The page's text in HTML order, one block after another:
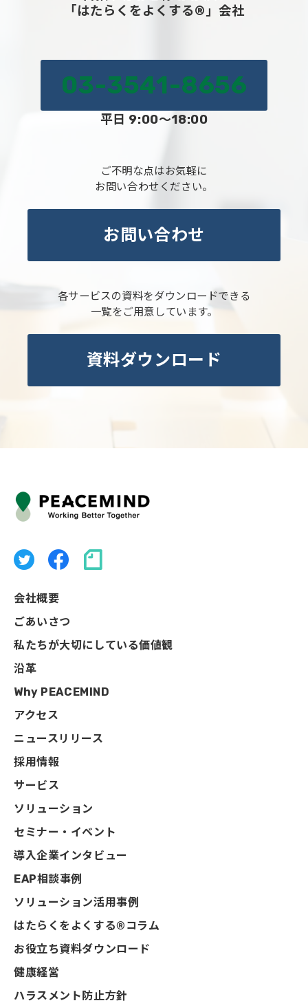
「はたらくをよくする®」会社
03-3541-8656
平日 9:00～18:00
ご不明な点はお気軽に
お問い合わせください。
お問い合わせ
各サービスの資料をダウンロードできる
一覧をご用意しています。
資料ダウンロード
会社概要
ごあいさつ
私たちが大切にしている価値観
沿革
Why PEACEMIND
アクセス
ニュースリリース
採用情報
サービス
ソリューション
セミナー・イベント
導入企業インタビュー
EAP相談事例
ソリューション活用事例
はたらくをよくする®コラム
お役立ち資料ダウンロード
健康経営
ハラスメント防止方針